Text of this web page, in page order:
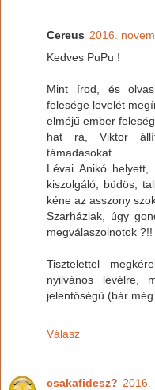
Cereus 2016.
Kedves PuPu !
Mint írod, és
felesége levelét
elméjű ember
hat rá, Viktor
támadásokat.
Lévai Anikó
kiszolgáló, büdös,
kéne az asszony
Szarháziak, úgy
megválaszolnotok ?!!
Tisztelettel
nyilvános levélre,
jelentőségű (bár
Válasz
csakafidesz? 2016.